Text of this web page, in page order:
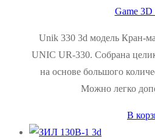
Game 3D
Unik 330 3d модель Кран-
UNIC UR-330. Собрана
на основе большого
Можно легко
В